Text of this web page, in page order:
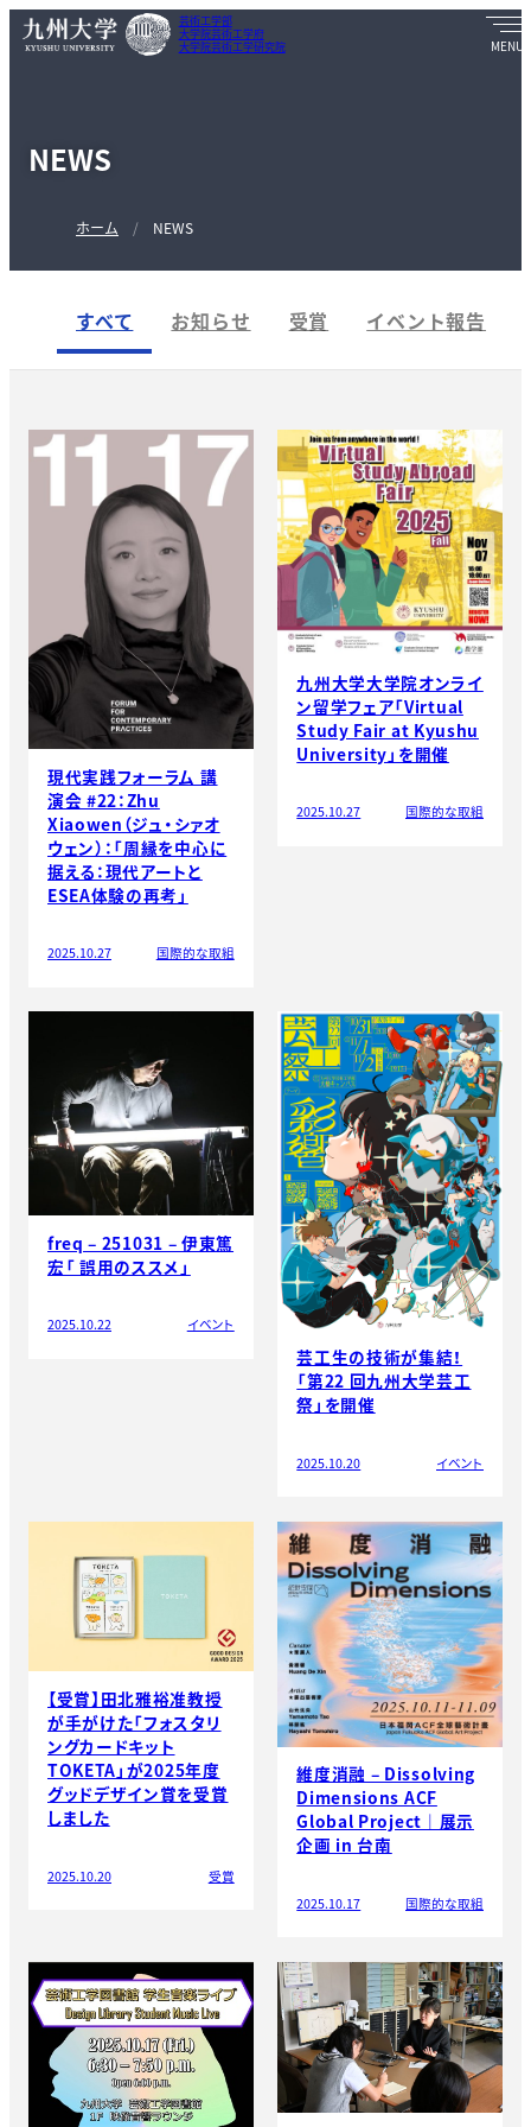
芸術工学部
大学院芸術工学府
大学院芸術工学研究院
NEWS
ホーム NEWS
すべて お知らせ 受賞 イベント報告
現代実践フォーラム 講
演会 #22：Zhu
Xiaowen（ジュ・シァオ
ウェン）：「周縁を中心に
据える：現代アートと
ESEA体験の再考」
2025.10.27 国際的な取組
九州大学大学院オンライ
ン留学フェア「Virtual
Study Fair at Kyushu
University」を開催
2025.10.27 国際的な取組
freq – 251031 – 伊東篤
宏「 誤用のススメ」
2025.10.22 イベント
芸工生の技術が集結！
「第22 回九州大学芸工
祭」を開催
2025.10.20 イベント
【受賞】田北雅裕准教授
が手がけた「フォスタリ
ングカードキット
TOKETA」が2025年度
グッドデザイン賞を受賞
しました
2025.10.20 受賞
維度消融 – Dissolving
Dimensions ACF
Global Project｜展示
企画 in 台南
2025.10.17 国際的な取組